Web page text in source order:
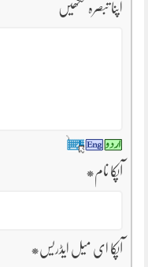
اپنا تبصرہ لکھیں
آپکا نام*
آپکا ای میل ایڈریس*